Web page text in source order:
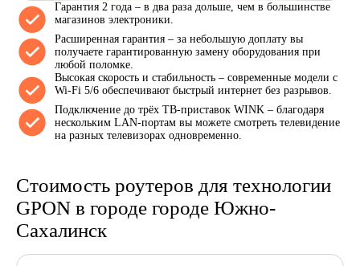
Гарантия 2 года – в два раза дольше, чем в большинстве
магазинов электроники.
Расширенная гарантия – за небольшую доплату вы
получаете гарантированную замену оборудования при
любой поломке.
Высокая скорость и стабильность – современные модели с
Wi-Fi 5/6 обеспечивают быстрый интернет без разрывов.
Подключение до трёх ТВ-приставок WINK – благодаря
нескольким LAN-портам вы можете смотреть телевидение
на разных телевизорах одновременно.
Стоимость роутеров для технологии
GPON в городе городе Южно-
Сахалинск